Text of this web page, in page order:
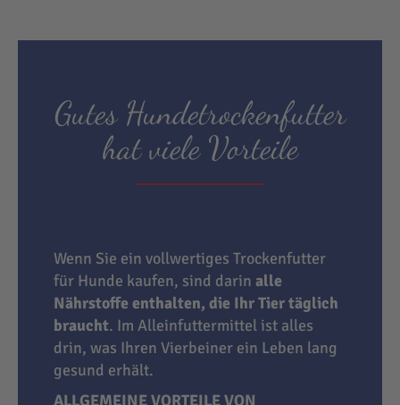
Gutes Hundetrockenfutter
hat viele Vorteile
Wenn Sie ein vollwertiges Trockenfutter
für Hunde kaufen, sind darin alle
Nährstoffe enthalten, die Ihr Tier täglich
braucht. Im Alleinfuttermittel ist alles
drin, was Ihren Vierbeiner ein Leben lang
gesund erhält.
ALLGEMEINE VORTEILE VON